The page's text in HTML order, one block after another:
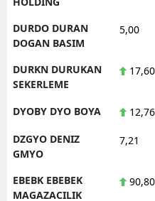
DURDO DURAN
DOGAN BASIM
5,00
DURKN DURUKAN
SEKERLEME
17,60
DYOBY DYO BOYA 12,76
DZGYO DENIZ
GMYO
7,21
EBEBK EBEBEK
MAGAZACILIK
90,80